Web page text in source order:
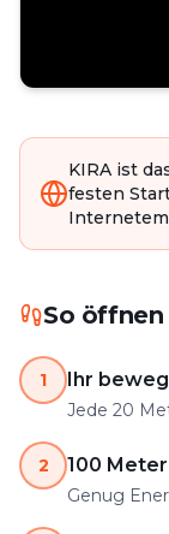
KIRA ist
festen
So
1 Ihr
Jede 20
2 100
Genug